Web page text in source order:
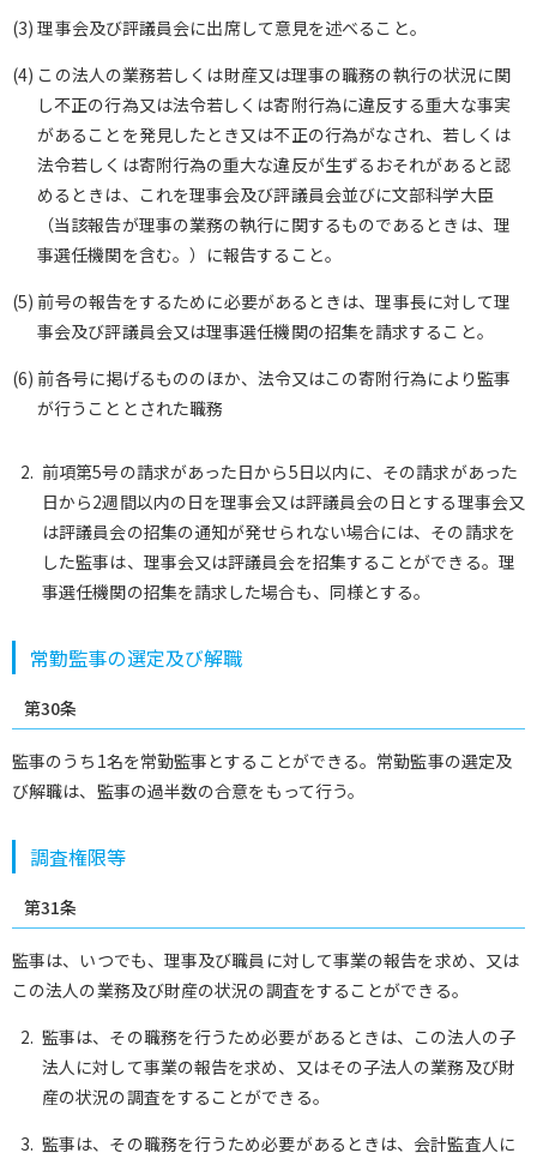
(3) 理事会及び評議員会に出席して意見を述べること。
(4) この法人の業務若しくは財産又は理事の職務の執行の状況に関
し不正の行為又は法令若しくは寄附行為に違反する重大な事実
があることを発見したとき又は不正の行為がなされ、若しくは
法令若しくは寄附行為の重大な違反が生ずるおそれがあると認
めるときは、これを理事会及び評議員会並びに文部科学大臣
（当該報告が理事の業務の執行に関するものであるときは、理
事選任機関を含む。）に報告すること。
(5) 前号の報告をするために必要があるときは、理事長に対して理
事会及び評議員会又は理事選任機関の招集を請求すること。
(6) 前各号に掲げるもののほか、法令又はこの寄附行為により監事
が行うこととされた職務
前項第5号の請求があった日から5日以内に、その請求があった
日から2週間以内の日を理事会又は評議員会の日とする理事会又
は評議員会の招集の通知が発せられない場合には、その請求を
した監事は、理事会又は評議員会を招集することができる。理
事選任機関の招集を請求した場合も、同様とする。
常勤監事の選定及び解職
第30条
監事のうち1名を常勤監事とすることができる。常勤監事の選定及
び解職は、監事の過半数の合意をもって行う。
調査権限等
第31条
監事は、いつでも、理事及び職員に対して事業の報告を求め、又は
この法人の業務及び財産の状況の調査をすることができる。
監事は、その職務を行うため必要があるときは、この法人の子
法人に対して事業の報告を求め、又はその子法人の業務及び財
産の状況の調査をすることができる。
監事は、その職務を行うため必要があるときは、会計監査人に